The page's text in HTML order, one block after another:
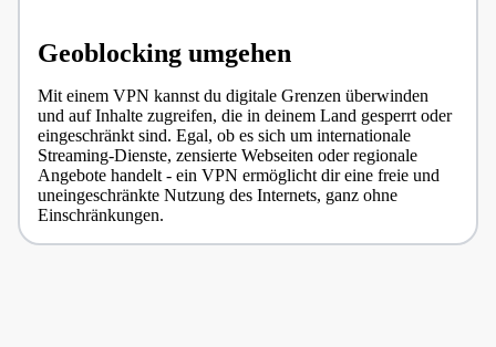
Geoblocking umgehen
Mit einem VPN kannst du digitale Grenzen überwinden
und auf Inhalte zugreifen, die in deinem Land gesperrt oder
eingeschränkt sind. Egal, ob es sich um internationale
Streaming-Dienste, zensierte Webseiten oder regionale
Angebote handelt - ein VPN ermöglicht dir eine freie und
uneingeschränkte Nutzung des Internets, ganz ohne
Einschränkungen.